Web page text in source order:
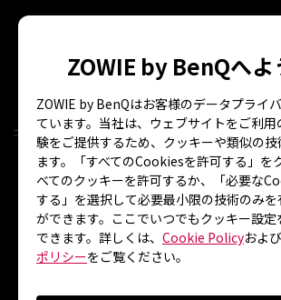
ZOWIE by BenQへよ
ZOWIE by BenQはお客様のデータプライ
ています。当社は、ウェブサイトをご利
験をご提供するため、クッキーや類似の
ます。「すべてのCookiesを許可する」を
べてのクッキーを許可するか、「必要な
する」を選択して必要最小限の技術のみを
ができます。ここでいつでもクッキー設
できます。詳しくは、 Cookie Policyおよび
ポリシーをご覧ください。
心地よい手触